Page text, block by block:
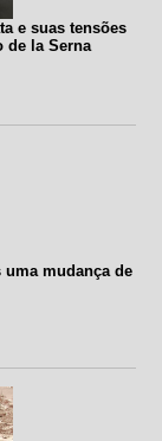
e suas tensões
de la Serna
mudança de